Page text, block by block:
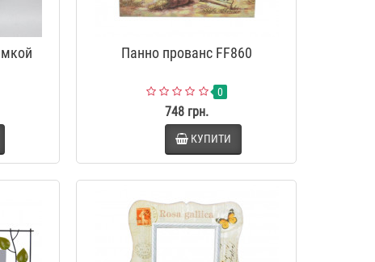
AB431
Панно прованс FF860
0
748 грн.
КУПИТИ